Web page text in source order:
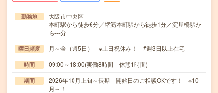
勤務地
大阪市中央区
本町駅から徒歩6分／堺筋本町駅から徒歩1分／淀屋橋駅か
ら---分
曜日頻度 月～金（週5日） ※土日祝休み！ #週3日以上在宅
時間 09:00～18:00(実働8時間 休憩1時間)
期間
2026年10月上旬～長期 開始日のご相談OKです！ ※10
月～！